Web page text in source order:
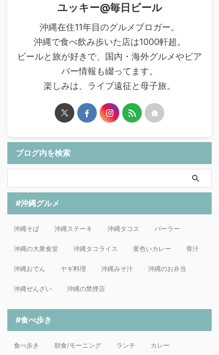
ユッキー@毎日ビール
沖縄在住11年目のグルメブロガー。
沖縄で食べ飲み歩いた店は1000軒超。
ビールと旅が好きで、国内・海外グルメやビア
バー情報も綴ってます。
楽しみは、ライブ遠征と母子旅。
ブログ内を検索
#沖縄グルメ
沖縄そば 沖縄ステーキ 沖縄タコス パーラー
沖縄の大衆食堂 沖縄タコライス 黄色いカレー 骨汁
沖縄おでん ヤギ料理 沖縄みそ汁 沖縄のお弁当
沖縄ぜんざい 沖縄の禁煙店
#食べ歩き
食べ歩き 朝食/モーニング ランチ カレー